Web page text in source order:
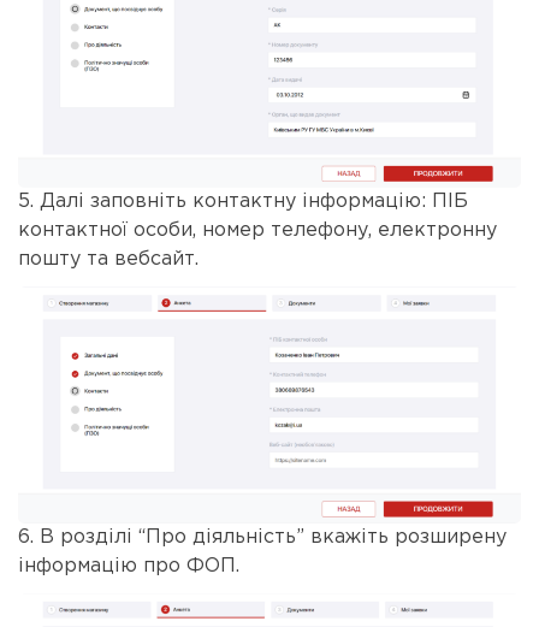
5. Далі заповніть контактну інформацію: ПІБ
контактної особи, номер телефону, електронну
пошту та вебсайт.
6. В розділі “Про діяльність” вкажіть розширену
інформацію про ФОП.